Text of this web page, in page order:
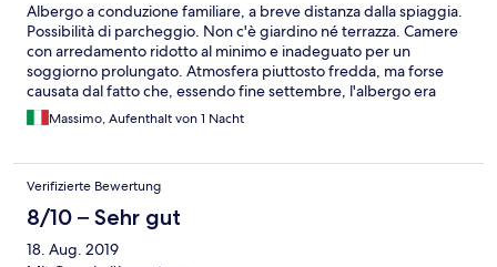
Albergo a conduzione familiare, a breve distanza dalla spiaggia.
Possibilità di parcheggio. Non c'è giardino né terrazza. Camere
con arredamento ridotto al minimo e inadeguato per un
soggiorno prolungato. Atmosfera piuttosto fredda, ma forse
causata dal fatto che, essendo fine settembre, l'albergo era
quasi deserto...
Massimo, Aufenthalt von 1 Nacht
Verifizierte Bewertung
8/10 – Sehr gut
18. Aug. 2019